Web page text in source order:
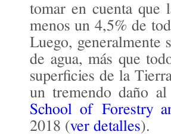
tomar en cuenta que
menos un 4,5% de
Luego, generalmente
de agua, más que
superficies de la
un tremendo daño
School of Forestry
2018 (ver detalles).